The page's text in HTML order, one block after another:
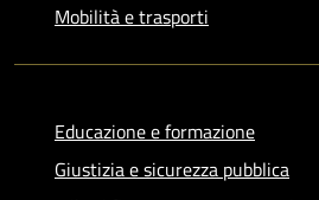
Mobilità e trasporti
Educazione e formazione
Giustizia e sicurezza pubblica